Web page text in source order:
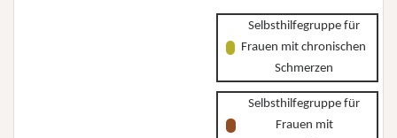
Selbsthilfegruppe für
Frauen mit chronischen
Schmerzen
Selbsthilfegruppe für
Frauen mit